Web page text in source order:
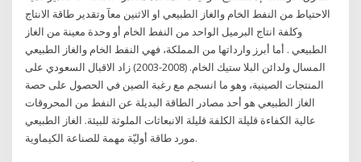
الاحتياط من النفط الخام والغاز الطبيعي او الاثنين معآ وتقدير طاقة الانتاج
وكلفة انتاج البرميل الواحد من النفط الخام أو وحدة معينة من الغاز
الطبيعي . أما أبرز وارداتها من المملكة، فهي النفط الخام والغاز الطبيعي
المسال ولدائن البلا ستيك الخام. (2008-2003) زاد الاقبال السعودي على
المنتجات الصينية، وهو ما انسجم مع رغبة الصين في الحصول على حصة
الغاز الطبيعي هو أحد مصادر الطاقة البديلة عن النفط من المحروقات
عالية الكفاءة قليلة الكلفة قليلة الانبعاثات الملوثة للبيئة. الغاز الطبيعي
مورد طاقة أوليّة مهمة للصناعة الكيماوية.